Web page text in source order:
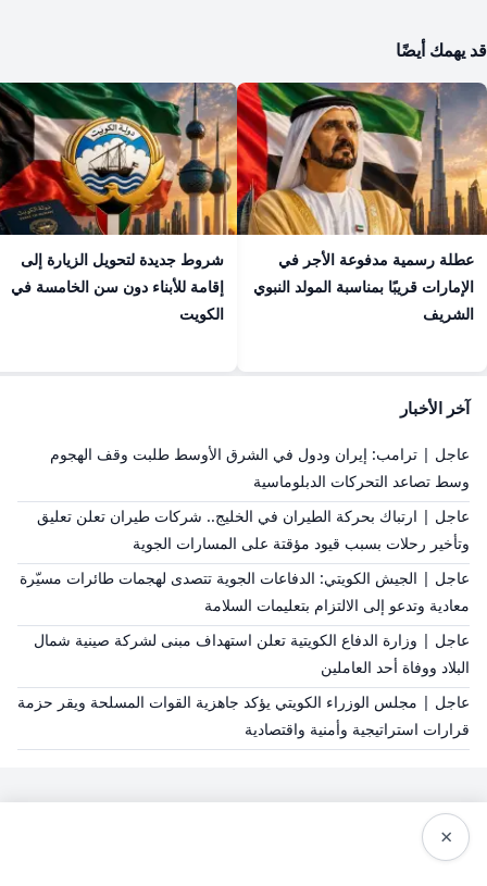
قد يهمك أيضًا
عطلة رسمية مدفوعة الأجر في
الإمارات قريبًا بمناسبة المولد النبوي
الشريف
شروط جديدة لتحويل الزيارة إلى
إقامة للأبناء دون سن الخامسة في
الكويت
آخر الأخبار
عاجل | ترامب: إيران ودول في الشرق الأوسط طلبت وقف الهجوم
وسط تصاعد التحركات الدبلوماسية
عاجل | ارتباك بحركة الطيران في الخليج.. شركات طيران تعلن تعليق
وتأخير رحلات بسبب قيود مؤقتة على المسارات الجوية
عاجل | الجيش الكويتي: الدفاعات الجوية تتصدى لهجمات طائرات مسيّرة
معادية وتدعو إلى الالتزام بتعليمات السلامة
عاجل | وزارة الدفاع الكويتية تعلن استهداف مبنى لشركة صينية شمال
البلاد ووفاة أحد العاملين
عاجل | مجلس الوزراء الكويتي يؤكد جاهزية القوات المسلحة ويقر حزمة
قرارات استراتيجية وأمنية واقتصادية
×